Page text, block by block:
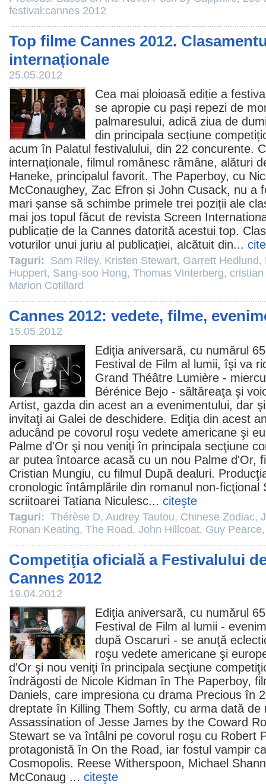
festival:cannes 2012
Top filme Cannes 2012.
internaționale
25.05.2012
Cea mai ploioasă ediție a
se apropie cu pași repezi de
palmaresului, adică ziua de
din principala secțiune
acum în Palatul festivalului, din 22 concurente.
internaționale, filmul românesc rămâne, alături
Haneke, principalul favorit. The Paperboy, cu
McConaughey, Zac Efron și John Cusack, nu a
mari șanse să schimbe primele trei poziții ale
mai jos topul făcut de revista Screen
publicație de la Cannes datorită acestui top.
voturilor unui juriu al publicației, alcătuit din...
Taguri: Sam Riley, Kristen Stewart, Garrett Hedlund,
Huppert, Sang-soo Hong, Thomas Vinterberg,
Marion Cotillard
Cannes 2012: vedete, filme,
15.05.2012
Ediţia aniversară, cu numărul
Festival de Film al lumii, îşi va
Grand Théâtre Lumière -
Bérénice Bejo - săltăreaţa şi
Artist, gazda din acest an a evenimentului, dar
invitaţi ai Galei de deschidere. Ediţia din acest
aducând pe covorul roşu vedete americane şi
Palme d'Or şi nou veniţi în principala secţiune
ar putea întoarce acasă cu un nou Palme d'Or,
Cristian Mungiu, cu filmul După dealuri.
cronologic întâmplările din romanul non-ficţional
scriitoarei Tatiana Niculesc... citeşte
Taguri: Thérèse D, Audrey Tautou, Chinese Zodiac,
Ronan Keating, The Road, John Hillcoat, Guy Pearce
Competiţia oficială a Festivalului
Cannes 2012
19.04.2012
Ediţia aniversară, cu numărul
Festival de Film al lumii -
după Oscaruri - se anuţă
roşu vedete americane şi
d'Or şi nou veniţi în principala secţiune
îndrăgosti de Nicole Kidman în The Paperboy,
Daniels, care impresiona cu drama Precious în
dreptate în Killing Them Softly, cu arma dată de
Assassination of Jesse James by the Coward
Stewart se va întâlni pe covorul roşu cu Robert
protagonistă în On the Road, iar fostul vampir
Cosmopolis. Reese Witherspoon, Michael
McConaug ... citeşte